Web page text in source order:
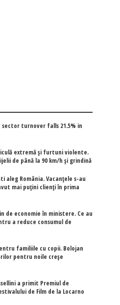
turnover falls 21.5% in
extremă și furtuni violente.
de până la 90 km/h și grindină
aleg România. Vacanțele s-au
mai puțini clienți în prima
de economie în ministere. Ce au
a reduce consumul de
familiile cu copii. Bolojan
pentru noile creșe
a primit Premiul de
de Film de la Locarno